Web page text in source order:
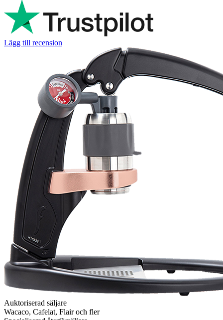
Lägg till recension
Auktoriserad säljare
Wacaco, Cafelat, Flair och fler